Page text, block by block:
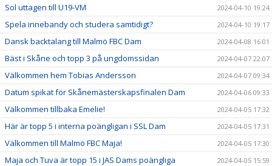
Sol uttagen till U19-VM 2024-04-10 19:24
Spela innebandy och studera samtidigt? 2024-04-10 19:17
Dansk backtalang till Malmö FBC Dam 2024-04-08 16:01
Bäst i Skåne och topp 3 på ungdomssidan 2024-04-07 22:07
Välkommen hem Tobias Andersson 2024-04-07 09:34
Datum spikat för Skånemästerskapsfinalen Dam 2024-04-06 09:33
Välkommen tillbaka Emelie! 2024-04-05 17:32
Här är topp 5 i interna poängligan i SSL Dam 2024-04-05 17:31
Välkommen till Malmö FBC Maja! 2024-04-05 17:30
Maja och Tuva är topp 15 i JAS Dams poängliga 2024-04-05 15:59